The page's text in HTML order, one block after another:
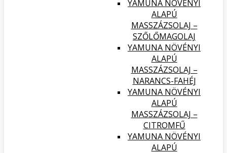
YAMUNA NÖVÉNYI
ALAPÚ
MASSZÁZSOLAJ –
SZŐLŐMAGOLAJ
YAMUNA NÖVÉNYI
ALAPÚ
MASSZÁZSOLAJ –
NARANCS-FAHÉJ
YAMUNA NÖVÉNYI
ALAPÚ
MASSZÁZSOLAJ –
CITROMFŰ
YAMUNA NÖVÉNYI
ALAPÚ